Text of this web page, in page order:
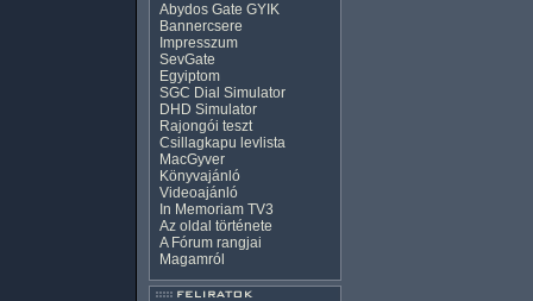
Abydos Gate GYIK
Bannercsere
Impresszum
SevGate
Egyiptom
SGC Dial Simulator
DHD Simulator
Rajongói teszt
Csillagkapu levlista
MacGyver
Könyvajánló
Videoajánló
In Memoriam TV3
Az oldal története
A Fórum rangjai
Magamról